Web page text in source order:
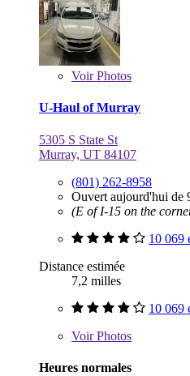
VoirPhotos
U-Haul of Murray
5305 S State St
Murray, UT 84107
(801) 262-8958
Ouvert aujourd'hui de
(E of I-15 on the
10 069
Distance estimée
7,2 milles
10 069
VoirPhotos
Heures normales